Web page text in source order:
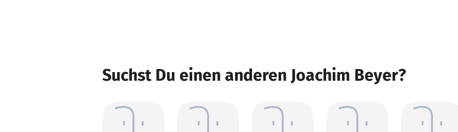
Suchst Du einen anderen Joachim Beyer?